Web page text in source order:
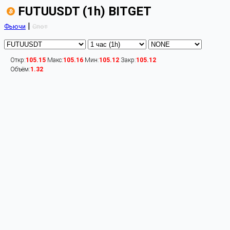
FUTUUSDT (1h) BITGET
Фьючи | Спот
Откр:105.15 Макс:105.16 Мин:105.12 Закр:105.12
Объём:1.32